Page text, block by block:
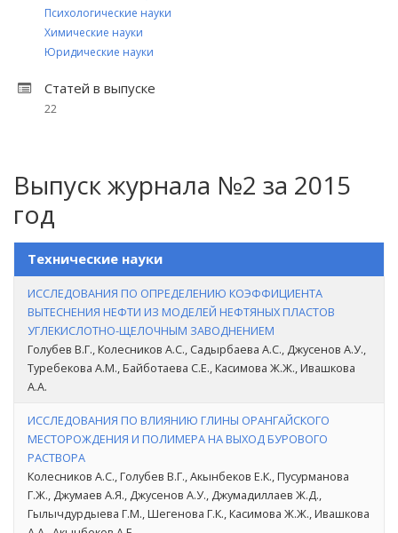
Психологические науки
Химические науки
Юридические науки
Статей в выпуске
22
Выпуск журнала №2 за 2015
год
Технические науки
ИССЛЕДОВАНИЯ ПО ОПРЕДЕЛЕНИЮ КОЭФФИЦИЕНТА
ВЫТЕСНЕНИЯ НЕФТИ ИЗ МОДЕЛЕЙ НЕФТЯНЫХ ПЛАСТОВ
УГЛЕКИСЛОТНО-ЩЕЛОЧНЫМ ЗАВОДНЕНИЕМ
Голубев В.Г., Колесников А.С., Садырбаева А.С., Джусенов А.У.,
Туребекова А.М., Байботаева С.Е., Касимова Ж.Ж., Ивашкова
А.А.
ИССЛЕДОВАНИЯ ПО ВЛИЯНИЮ ГЛИНЫ ОРАНГАЙСКОГО
МЕСТОРОЖДЕНИЯ И ПОЛИМЕРА НА ВЫХОД БУРОВОГО
РАСТВОРА
Колесников А.С., Голубев В.Г., Акынбеков Е.К., Пусурманова
Г.Ж., Джумаев А.Я., Джусенов А.У., Джумадиллаев Ж.Д.,
Гылычдурдыева Г.М., Шегенова Г.К., Касимова Ж.Ж., Ивашкова